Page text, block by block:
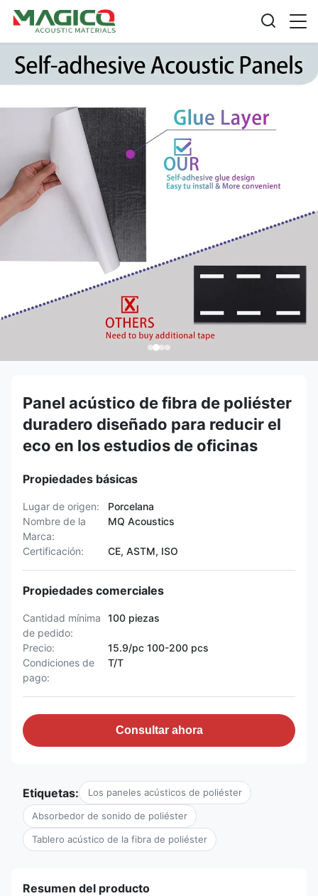
Panel acústico de fibra de poliéster
duradero diseñado para reducir el
eco en los estudios de oficinas
Propiedades básicas
Lugar de origen:
Porcelana
Nombre de la
Marca:
MQ Acoustics
Certificación: CE, ASTM, ISO
Propiedades comerciales
Cantidad mínima
de pedido:
100 piezas
Precio:
15.9/pc 100-200 pcs
Condiciones de
pago:
T/T
Consultar ahora
Etiquetas: Los paneles acústicos de poliéster
Absorbedor de sonido de poliéster
Tablero acústico de la fibra de poliéster
Resumen del producto